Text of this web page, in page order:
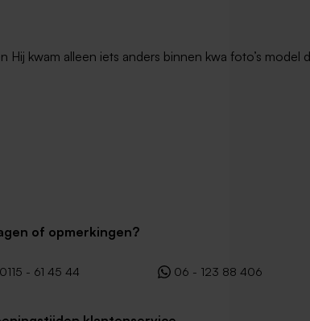
kwam alleen iets anders binnen kwa foto’s model
of opmerkingen?
0115 - 61 45 44 06 - 123 88 406